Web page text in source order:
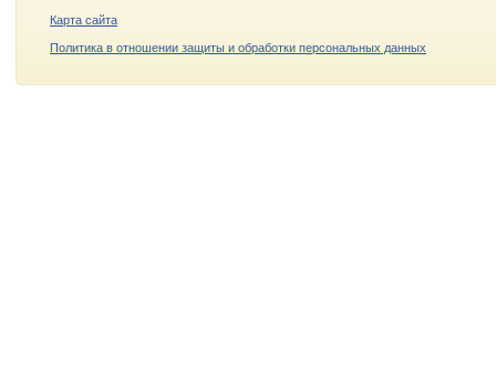
Карта сайта
Политика в отношении защиты и обработки персональных данных